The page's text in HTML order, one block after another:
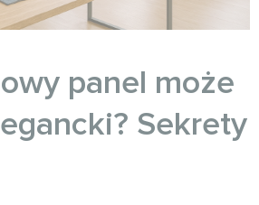
panel może
Sekrety